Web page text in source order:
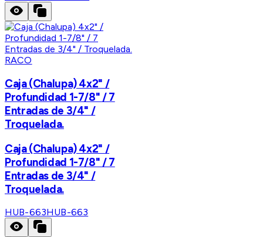
RACO
Caja (Chalupa) 4x2" /
Profundidad 1-7/8" / 7
Entradas de 3/4" /
Troquelada.
Caja (Chalupa) 4x2" /
Profundidad 1-7/8" / 7
Entradas de 3/4" /
Troquelada.
HUB-663HUB-663